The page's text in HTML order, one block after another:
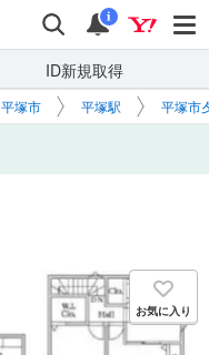
検索 通知
i
ID新規取得
平塚市 平塚駅 平塚市
お気に入り